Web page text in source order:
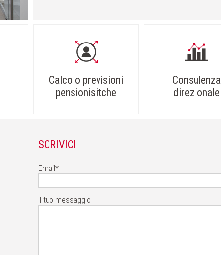
Calcolo previsioni
pensionisitche
Consulenza
direzionale
SCRIVICI
Email*
Il tuo messaggio